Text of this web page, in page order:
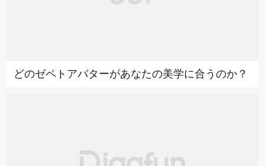
どのゼペトアバターがあなたの美学に合うのか？